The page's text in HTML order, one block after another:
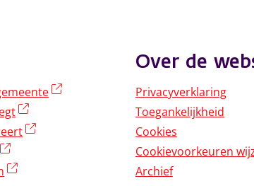
(externe link)
Over de
Privacyverklaring
Toegankelijkheid
Cookies
Cookievoorkeuren
Archief